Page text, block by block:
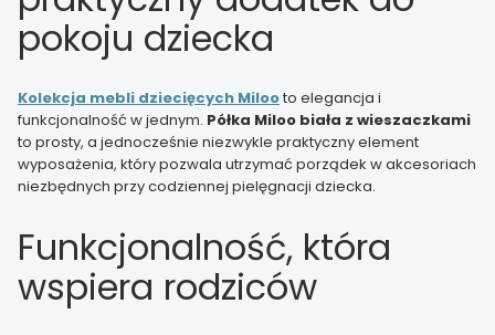
pokoju dziecka
Kolekcja mebli dziecięcych Milooto elegancja i
funkcjonalność w jednym. Półka Miloo biała z wieszaczkami
to prosty, a jednocześnie niezwykle praktyczny element
wyposażenia, który pozwala utrzymać porządek w akcesoriach
niezbędnych przy codziennej pielęgnacji dziecka.
Funkcjonalność, która
wspiera rodziców